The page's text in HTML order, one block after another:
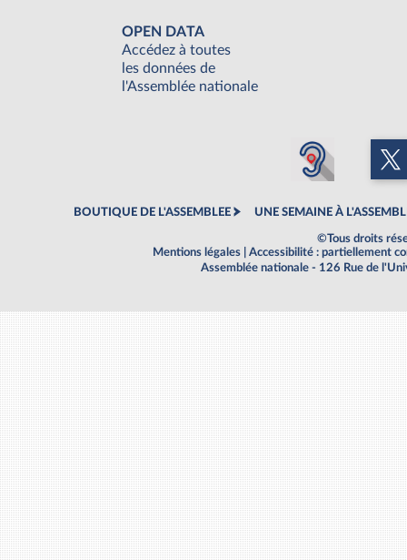
OPEN DATA
Accédez à toutes
les données de
l'Assemblée nationale
BOUTIQUE DE L'ASSEMBLEE UNE SEMAINE À
©Tous droits
Mentions légales
Accessibilité : partiellement
Assemblée nationale - 126 Rue de